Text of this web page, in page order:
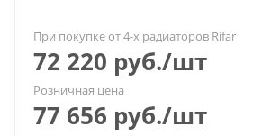
При покупке от 4-х радиаторов Rifar
72 220 руб./шт
Розничная цена
77 656 руб./шт